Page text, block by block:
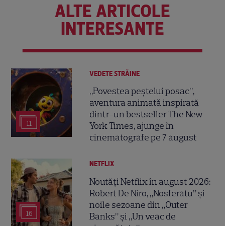
ALTE ARTICOLE
INTERESANTE
11
VEDETE STRĂINE
„Povestea peștelui posac”,
aventura animată inspirată
dintr-un bestseller The New
York Times, ajunge în
cinematografe pe 7 august
16
NETFLIX
Noutăți Netflix în august 2026:
Robert De Niro, „Nosferatu” și
noile sezoane din „Outer
Banks” și „Un veac de